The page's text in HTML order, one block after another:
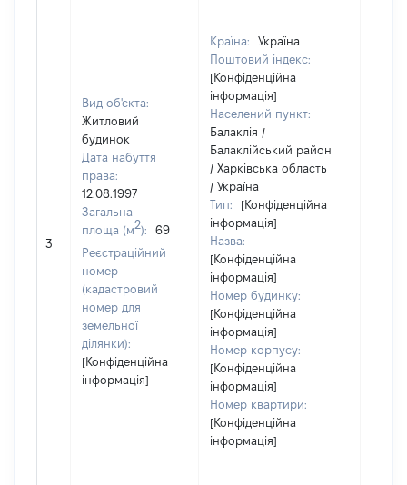
3
Вид об'єкта:
Житловий
будинок
Дата набуття
права:
12.08.1997
Загальна
площа (м2):
69
Реєстраційний
номер
(кадастровий
номер для
земельної
ділянки):
[Конфіденційна
інформація]
Країна:
Україна
Поштовий індекс:
[Конфіденційна
інформація]
Населений пункт:
Балаклія /
Балаклійський район
/ Харківська область
/ Україна
Тип:
[Конфіденційна
інформація]
Назва:
[Конфіденційна
інформація]
Номер будинку:
[Конфіденційна
інформація]
Номер корпусу:
[Конфіденційна
інформація]
Номер квартири:
[Конфіденційна
інформація]